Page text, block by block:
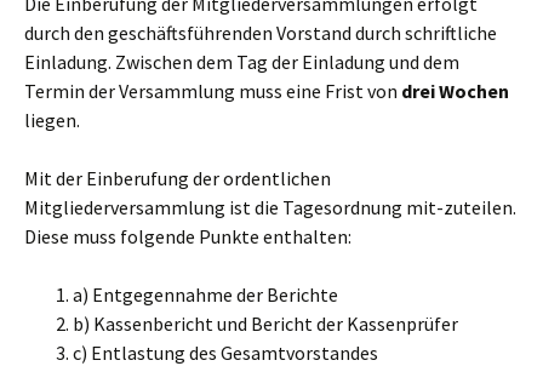
durch den geschäftsführenden Vorstand durch schriftliche
Einladung. Zwischen dem Tag der Einladung und dem
Termin der Versammlung muss eine Frist von drei Wochen
liegen.
Mit der Einberufung der ordentlichen
Mitgliederversammlung ist die Tagesordnung mit-zuteilen.
Diese muss folgende Punkte enthalten:
a) Entgegennahme der Berichte
b) Kassenbericht und Bericht der Kassenprüfer
c) Entlastung des Gesamtvorstandes